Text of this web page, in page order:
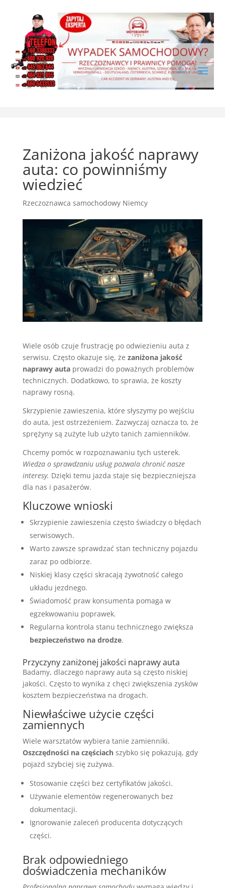
Zaniżona jakość naprawy
auta: co powinniśmy
wiedzieć
Rzeczoznawca samochodowy Niemcy
Wiele osób czuje frustrację po odwiezieniu auta z
serwisu. Często okazuje się, że zaniżona jakość
naprawy autaprowadzi do poważnych problemów
technicznych. Dodatkowo, to sprawia, że koszty
naprawy rosną.
Skrzypienie zawieszenia, które słyszymy po wejściu
do auta, jest ostrzeżeniem. Zazwyczaj oznacza to, że
sprężyny są zużyte lub użyto tanich zamienników.
Chcemy pomóc w rozpoznawaniu tych usterek.
Wiedza o sprawdzaniu usług pozwala chronić nasze
interesy. Dzięki temu jazda staje się bezpieczniejsza
dla nas i pasażerów.
Kluczowe wnioski
Skrzypienie zawieszenia często świadczy o błędach
serwisowych.
Warto zawsze sprawdzać stan techniczny pojazdu
zaraz po odbiorze.
Niskiej klasy części skracają żywotność całego
układu jezdnego.
Świadomość praw konsumenta pomaga w
egzekwowaniu poprawek.
Regularna kontrola stanu technicznego zwiększa
bezpieczeństwo na drodze.
Przyczyny zaniżonej jakości naprawy auta
Badamy, dlaczego naprawy auta są często niskiej
jakości. Często to wynika z chęci zwiększenia zysków
kosztem bezpieczeństwa na drogach.
Niewłaściwe użycie części
zamiennych
Wiele warsztatów wybiera tanie zamienniki.
Oszczędności na częściachszybko się pokazują, gdy
pojazd szybciej się zużywa.
Stosowanie części bez certyfikatów jakości.
Używanie elementów regenerowanych bez
dokumentacji.
Ignorowanie zaleceń producenta dotyczących
części.
Brak odpowiedniego
doświadczenia mechaników